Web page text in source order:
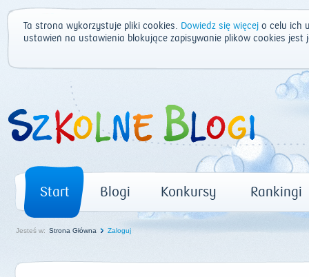
Ta strona wykorzystuje pliki cookies. Dowiedz się więcej o celu ich
ustawień na ustawienia blokujące zapisywanie plików cookies
Start Blogi Konkursy Rankingi
Jesteś w: Strona Główna Zaloguj